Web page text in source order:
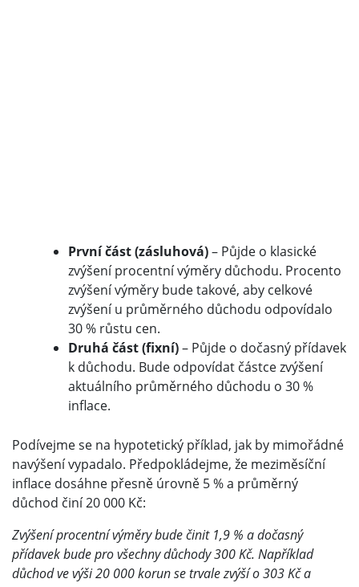
První část (zásluhová)– Půjde o klasické
zvýšení procentní výměry důchodu. Procento
zvýšení výměry bude takové, aby celkové
zvýšení u průměrného důchodu odpovídalo
30 % růstu cen.
Druhá část(fixní)– Půjde o dočasný přídavek
k důchodu. Bude odpovídat částce zvýšení
aktuálního průměrného důchodu o 30 %
inflace.
Podívejme se na hypotetický příklad, jak by mimořádné
navýšení vypadalo. Předpokládejme, že meziměsíční
inflace dosáhne přesně úrovně 5 % a průměrný
důchod činí 20 000 Kč:
Zvýšení procentní výměry bude činit 1,9 % a dočasný
přídavek bude pro všechny důchody 300 Kč. Například
důchod ve výši 20 000 korun se trvale zvýší o 303 Kč a